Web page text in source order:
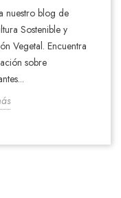
nuestro blog de
Sostenible y
Vegetal. Encuentra
sobre